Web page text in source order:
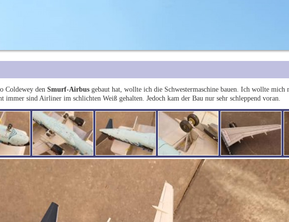
Coldewey den Smurf-Airbusgebaut hat, wollte ich die Schwestermaschine bauen. Ich wollte mich
immer sind Airliner im schlichten Weiß gehalten. Jedoch kam der Bau nur sehr schleppend voran.